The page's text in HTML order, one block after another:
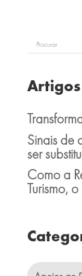
Sinais de
ser
Como a
Turismo,